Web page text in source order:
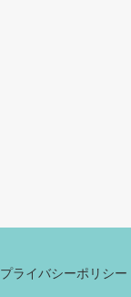
プライバシーポリシー